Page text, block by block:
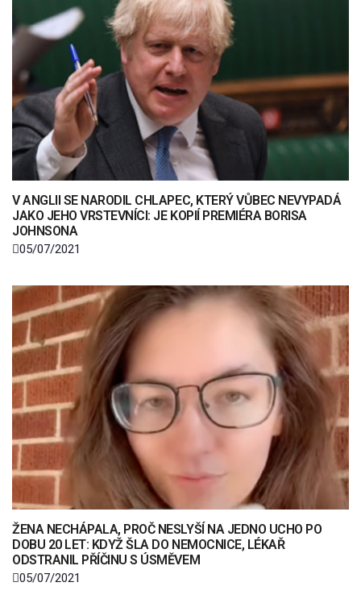
V ANGLII SE NARODIL CHLAPEC, KTERÝ VŮBEC NEVYPADÁ
JAKO JEHO VRSTEVNÍCI: JE KOPIÍ PREMIÉRA BORISA
JOHNSONA
05/07/2021
ŽENA NECHÁPALA, PROČ NESLYŠÍ NA JEDNO UCHO PO
DOBU 20 LET: KDYŽ ŠLA DO NEMOCNICE, LÉKAŘ
ODSTRANIL PŘÍČINU S ÚSMĚVEM
05/07/2021